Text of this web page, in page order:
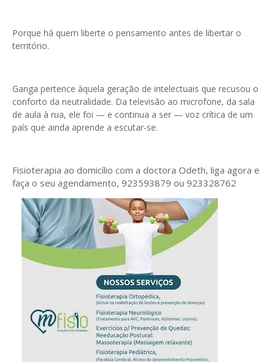
Porque há quem liberte o pensamento antes de libertar o
território.
Ganga pertence àquela geração de intelectuais que recusou o
conforto da neutralidade. Da televisão ao microfone, da sala
de aula à rua, ele foi — e continua a ser — voz crítica de um
país que ainda aprende a escutar-se.
Fisioterapia ao domicílio com a doctora Odeth, liga agora e
faça o seu agendamento, 923593879 ou 923328762